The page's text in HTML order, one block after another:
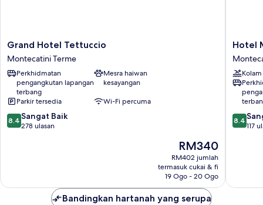
Grand
Hotel
Tettuccio
Montecatini
Terme
Grand Hotel Tettuccio
Montecatini Terme
Perkhidmatan
pengangkutan lapangan
terbang
Mesra haiwan
kesayangan
Parkir tersedia
Wi-Fi percuma
8.4
daripada
8.4 Sangat Baik
278 ulasan
Harga
ialah
RM340
RM340
RM402 jumlah
termasuk cukai & fi
19 Ogo - 20 Ogo
Hotel
&
Spa
Terme
Hotel
8.4
8.4
117
Bandingkan hartanah yang serupa